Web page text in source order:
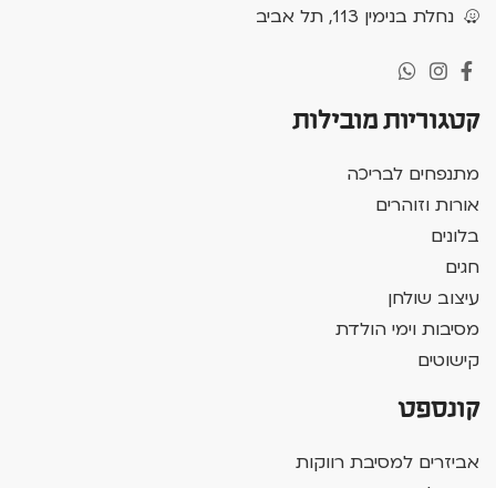
נחלת בנימין 113, תל אביב
קטגוריות מובילות
מתנפחים לבריכה
אורות וזוהרים
בלונים
חגים
עיצוב שולחן
מסיבות וימי הולדת
קישוטים
קונספט
אביזרים למסיבת רווקות